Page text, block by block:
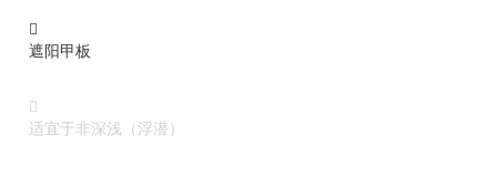

遮阳甲板

适宜于非深浅（浮潜）